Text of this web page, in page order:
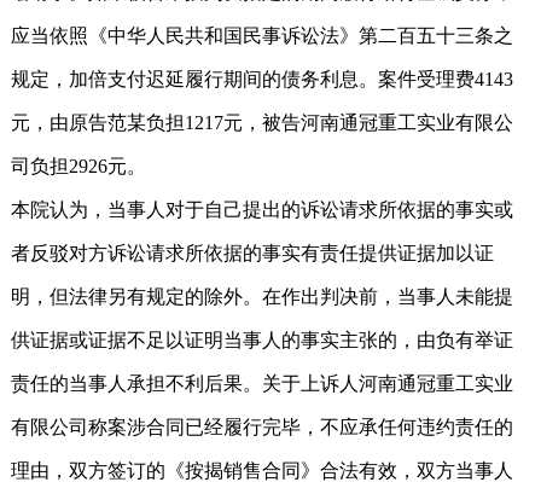
应当依照《中华人民共和国民事诉讼法》第二百五十三条之
规定，加倍支付迟延履行期间的债务利息。案件受理费4143
元，由原告范某负担1217元，被告河南通冠重工实业有限公
司负担2926元。
本院认为，当事人对于自己提出的诉讼请求所依据的事实或
者反驳对方诉讼请求所依据的事实有责任提供证据加以证
明，但法律另有规定的除外。在作出判决前，当事人未能提
供证据或证据不足以证明当事人的事实主张的，由负有举证
责任的当事人承担不利后果。关于上诉人河南通冠重工实业
有限公司称案涉合同已经履行完毕，不应承任何违约责任的
理由，双方签订的《按揭销售合同》合法有效，双方当事人